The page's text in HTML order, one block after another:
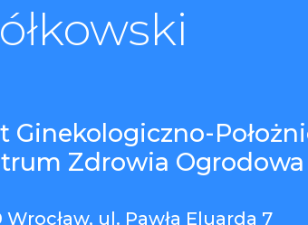
Ginekologiczno-
Zdrowia Ogrodowa
Wrocław, ul. Pawła Eluarda 7